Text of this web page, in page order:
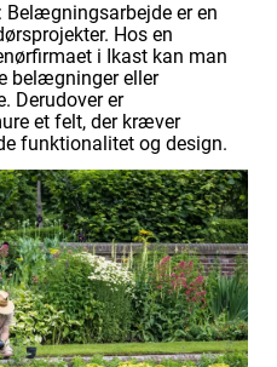
er en
Hos en
i Ikast kan man
belægninger eller
Derudover er
et felt, der kræver
funktionalitet og design.